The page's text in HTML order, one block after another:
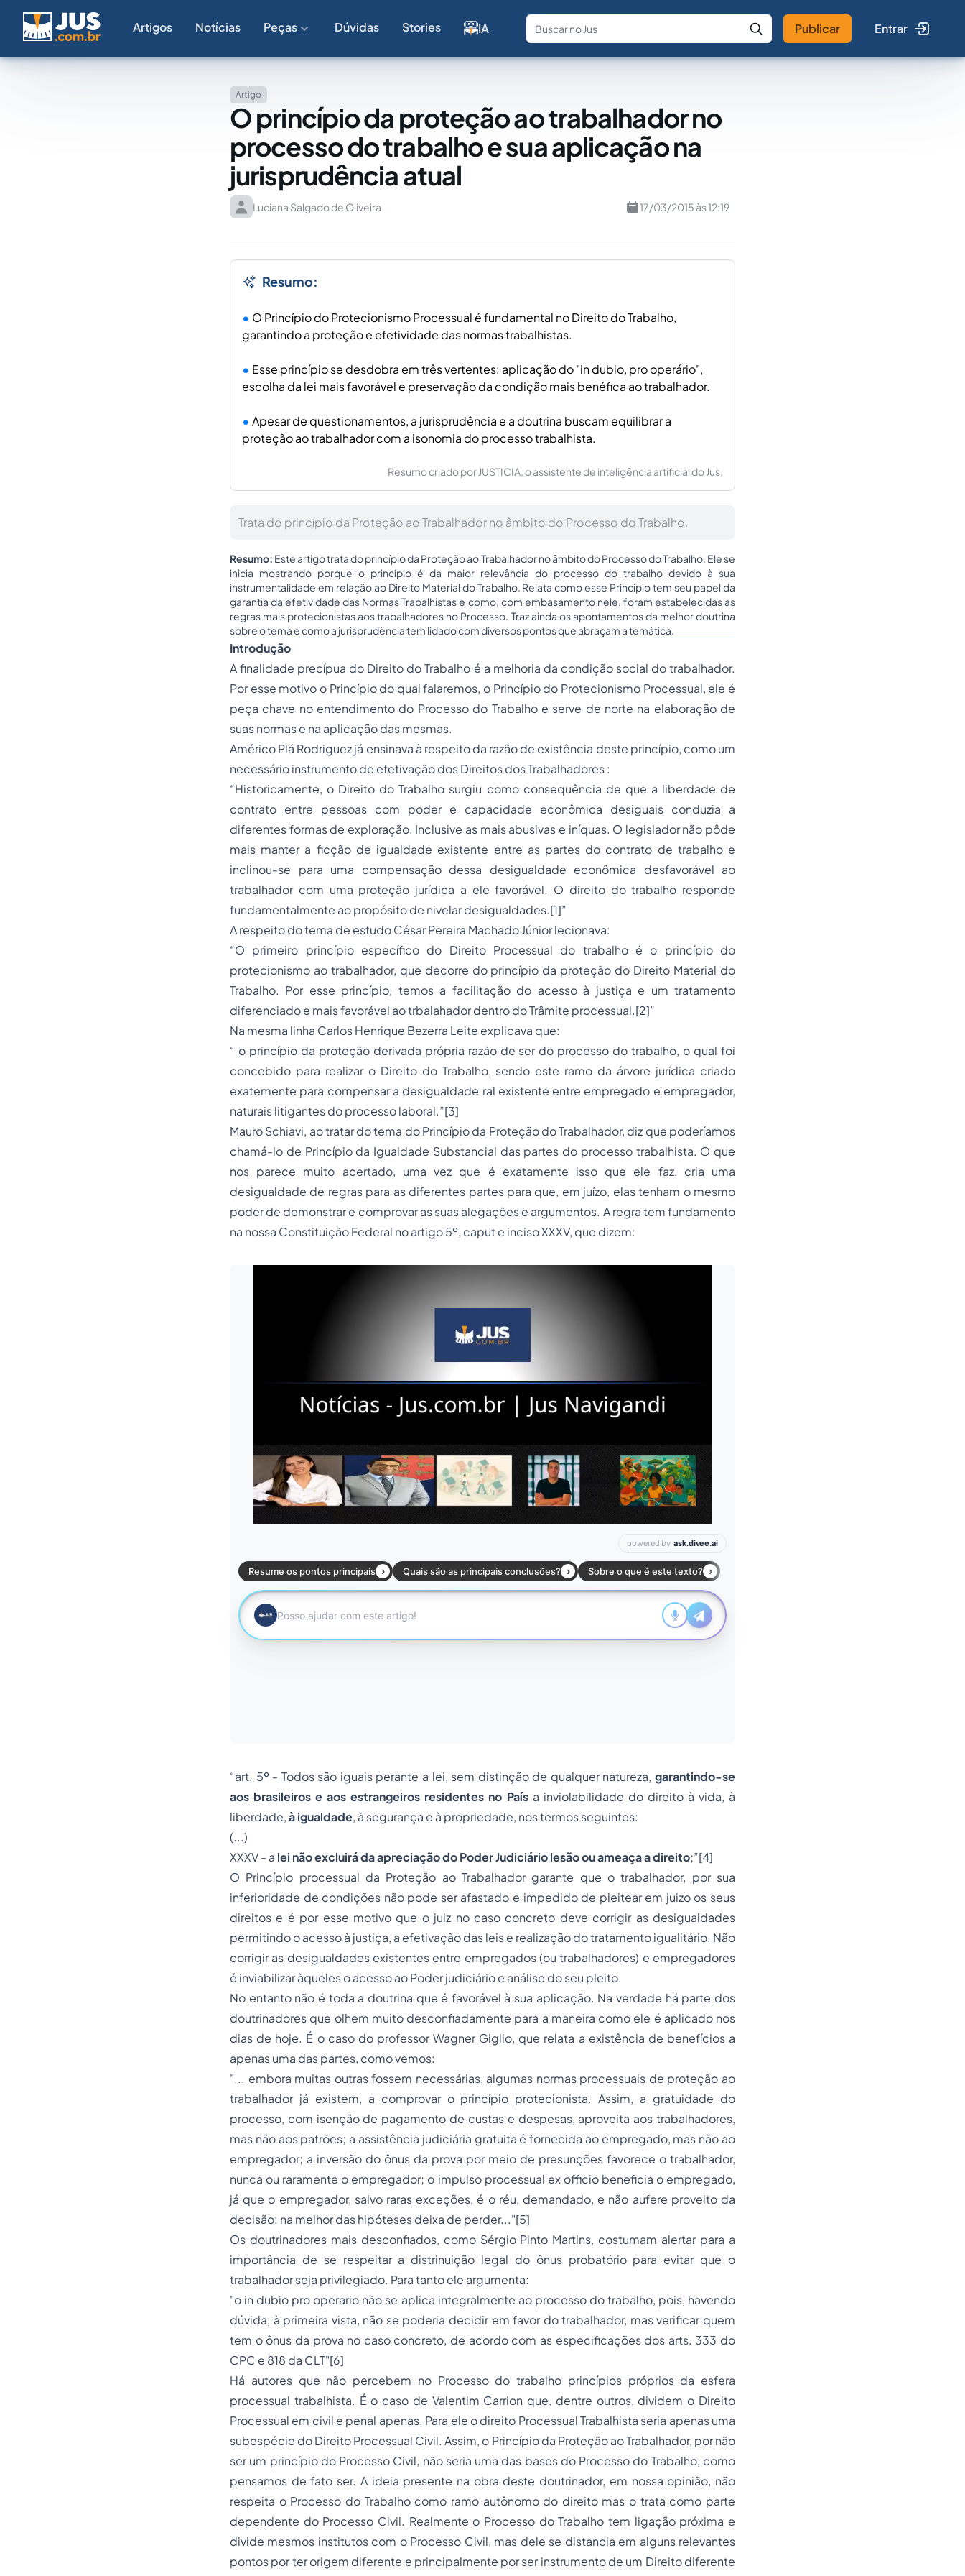
Artigos Notícias Peças Dúvidas Stories IA
Fale com a IA Buscar no Jus
Publicar Entrar
Artigo
O princípio da proteção ao trabalhador no
processo do trabalho e sua aplicação na
jurisprudência atual
Luciana Salgado de Oliveira 17/03/2015 às 12:19
Resumo:
O Princípio do Protecionismo Processual é fundamental no Direito do Trabalho,
garantindo a proteção e efetividade das normas trabalhistas.
Esse princípio se desdobra em três vertentes: aplicação do "in dubio, pro operário",
escolha da lei mais favorável e preservação da condição mais benéfica ao trabalhador.
Apesar de questionamentos, a jurisprudência e a doutrina buscam equilibrar a
proteção ao trabalhador com a isonomia do processo trabalhista.
Resumo criado por JUSTICIA, o assistente de inteligência artificial do Jus.
Trata do princípio da Proteção ao Trabalhador no âmbito do Processo do Trabalho.
Resumo: Este artigo trata do princípio da Proteção ao Trabalhador no âmbito do Processo do Trabalho. Ele se
inicia mostrando porque o princípio é da maior relevância do processo do trabalho devido à sua
instrumentalidade em relação ao Direito Material do Trabalho. Relata como esse Princípio tem seu papel da
garantia da efetividade das Normas Trabalhistas e como, com embasamento nele, foram estabelecidas as
regras mais protecionistas aos trabalhadores no Processo. Traz ainda os apontamentos da melhor doutrina
sobre o tema e como a jurisprudência tem lidado com diversos pontos que abraçam a temática.
Introdução
A finalidade precípua do Direito do Trabalho é a melhoria da condição social do trabalhador.
Por esse motivo o Princípio do qual falaremos, o Princípio do Protecionismo Processual, ele é
peça chave no entendimento do Processo do Trabalho e serve de norte na elaboração de
suas normas e na aplicação das mesmas.
Américo Plá Rodriguez já ensinava à respeito da razão de existência deste princípio, como um
necessário instrumento de efetivação dos Direitos dos Trabalhadores :
“Historicamente, o Direito do Trabalho surgiu como consequência de que a liberdade de
contrato entre pessoas com poder e capacidade econômica desiguais conduzia a
diferentes formas de exploração. Inclusive as mais abusivas e iníquas. O legislador não pôde
mais manter a ficção de igualdade existente entre as partes do contrato de trabalho e
inclinou-se para uma compensação dessa desigualdade econômica desfavorável ao
trabalhador com uma proteção jurídica a ele favorável. O direito do trabalho responde
fundamentalmente ao propósito de nivelar desigualdades.[1]”
A respeito do tema de estudo César Pereira Machado Júnior lecionava:
“O primeiro princípio específico do Direito Processual do trabalho é o princípio do
protecionismo ao trabalhador, que decorre do princípio da proteção do Direito Material do
Trabalho. Por esse princípio, temos a facilitação do acesso à justiça e um tratamento
diferenciado e mais favorável ao trbalahador dentro do Trâmite processual.[2]”
Na mesma linha Carlos Henrique Bezerra Leite explicava que:
“ o princípio da proteção derivada própria razão de ser do processo do trabalho, o qual foi
concebido para realizar o Direito do Trabalho, sendo este ramo da árvore jurídica criado
exatemente para compensar a desigualdade ral existente entre empregado e empregador,
naturais litigantes do processo laboral.”[3]
Mauro Schiavi, ao tratar do tema do Princípio da Proteção do Trabalhador, diz que poderíamos
chamá-lo de Princípio da Igualdade Substancial das partes do processo trabalhista. O que
nos parece muito acertado, uma vez que é exatamente isso que ele faz, cria uma
desigualdade de regras para as diferentes partes para que, em juízo, elas tenham o mesmo
poder de demonstrar e comprovar as suas alegações e argumentos. A regra tem fundamento
na nossa Constituição Federal no artigo 5º, caput e inciso XXXV, que dizem:
“art. 5º - Todos são iguais perante a lei, sem distinção de qualquer natureza, garantindo-se
aos brasileiros e aos estrangeiros residentes no Paísa inviolabilidade do direito à vida, à
liberdade,à igualdade, à segurança e à propriedade, nos termos seguintes:
(...)
XXXV - a lei não excluirá da apreciação do Poder Judiciário lesão ou ameaça a direito;”[4]
O Princípio processual da Proteção ao Trabalhador garante que o trabalhador, por sua
inferioridade de condições não pode ser afastado e impedido de pleitear em juizo os seus
direitos e é por esse motivo que o juiz no caso concreto deve corrigir as desigualdades
permitindo o acesso à justiça, a efetivação das leis e realização do tratamento igualitário. Não
corrigir as desigualdades existentes entre empregados (ou trabalhadores) e empregadores
é inviabilizar àqueles o acesso ao Poder judiciário e análise do seu pleito.
No entanto não é toda a doutrina que é favorável à sua aplicação. Na verdade há parte dos
doutrinadores que olhem muito desconfiadamente para a maneira como ele é aplicado nos
dias de hoje. É o caso do professor Wagner Giglio, que relata a existência de benefícios a
apenas uma das partes, como vemos:
"... embora muitas outras fossem necessárias, algumas normas processuais de proteção ao
trabalhador já existem, a comprovar o princípio protecionista. Assim, a gratuidade do
processo, com isenção de pagamento de custas e despesas, aproveita aos trabalhadores,
mas não aos patrões; a assistência judiciária gratuita é fornecida ao empregado, mas não ao
empregador; a inversão do ônus da prova por meio de presunções favorece o trabalhador,
nunca ou raramente o empregador; o impulso processual ex officio beneficia o empregado,
já que o empregador, salvo raras exceções, é o réu, demandado, e não aufere proveito da
decisão: na melhor das hipóteses deixa de perder..."[5]
Os doutrinadores mais desconfiados, como Sérgio Pinto Martins, costumam alertar para a
importância de se respeitar a distrinuição legal do ônus probatório para evitar que o
trabalhador seja privilegiado. Para tanto ele argumenta:
"o in dubio pro operario não se aplica integralmente ao processo do trabalho, pois, havendo
dúvida, à primeira vista, não se poderia decidir em favor do trabalhador, mas verificar quem
tem o ônus da prova no caso concreto, de acordo com as especificações dos arts. 333 do
CPC e 818 da CLT"[6]
Há autores que não percebem no Processo do trabalho princípios próprios da esfera
processual trabalhista. É o caso de Valentim Carrion que, dentre outros, dividem o Direito
Processual em civil e penal apenas. Para ele o direito Processual Trabalhista seria apenas uma
subespécie do Direito Processual Civil. Assim, o Princípio da Proteção ao Trabalhador, por não
ser um princípio do Processo Civil, não seria uma das bases do Processo do Trabalho, como
pensamos de fato ser. A ideia presente na obra deste doutrinador, em nossa opinião, não
respeita o Processo do Trabalho como ramo autônomo do direito mas o trata como parte
dependente do Processo Civil. Realmente o Processo do Trabalho tem ligação próxima e
divide mesmos institutos com o Processo Civil, mas dele se distancia em alguns relevantes
pontos por ter origem diferente e principalmente por ser instrumento de um Direito diferente